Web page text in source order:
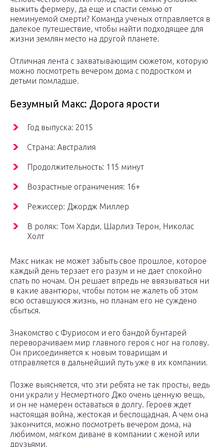
выжить фермеру, да еще и спасти семью от
неминуемой смерти? Команда ученых отправляется в
далекое путешествие, чтобы найти подходящее для
жизни землян место на другой планете.
Отличная лента с захватывающим сюжетом, которую
можно посмотреть вечером дома с подростком и
детьми помладше.
Безумный Макс: Дорога ярости
Год выпуска: 2015
Страна: Австралия
Продолжительность: 115 минут
Возрастные ограничения: 16+
Режиссер: Джордж Миллер
В ролях: Том Харди, Шарлиз Терон, Николас
Холт
Макс никак не может забыть свое прошлое, которое
каждый день терзает его разум и не дает спокойно
спать по ночам. Он решает впредь не ввязываться ни
в какие авантюры, чтобы потом не жалеть об этом
всю оставшуюся жизнь, но планам его не суждено
сбыться.
Знакомство с Фуриосом и его бандой бунтарей
переворачиваем мир главного героя с ног на голову.
Он присоединяется к новым товарищам и
отправляется в дальнейший путь уже в их компании.
Позже выясняется, что эти ребята не так просты, ведь
они украли у Несмертного Джо очень ценную вещь,
и он не намерен оставаться в долгу. Героев ждет
настоящая война, жестокая и беспощадная. А чем она
закончится, можно посмотреть вечером дома, на
любимом, мягком диване в компании с женой или
друзьями.